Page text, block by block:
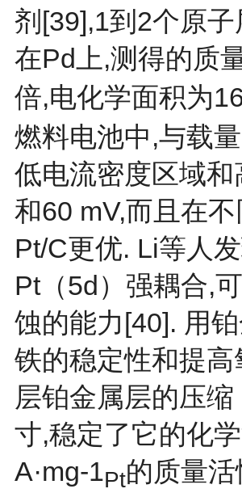
剂[39],1到2个原
在Pd上,测得的质
倍,电化学面积为
燃料电池中,与载
低电流密度区域
和60 mV,而且在
Pt/C更优. Li等人
Pt（5d）强耦合,
蚀的能力[40]. 用
铁的稳定性和提
层铂金属层的压
寸,稳定了它的化
A·mg-1Pt的质量